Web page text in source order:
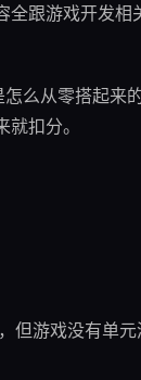
跟游戏开发相
么从零搭起来
扣分。
但游戏没有单